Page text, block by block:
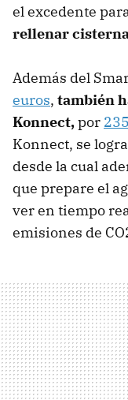
el excedente
rellenar
Además del
euros, también
Konnect,por
Konnect, se
desde la cual
que prepare el
ver en tiempo
emisiones de